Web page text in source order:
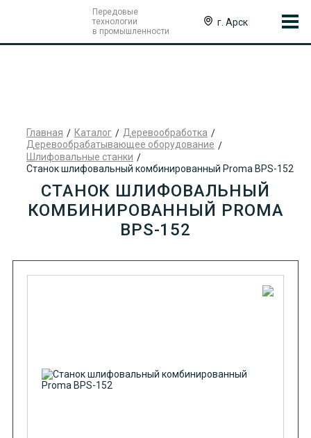
Передовые
технологии
в промышленности
г. Арск
Главная Каталог
Деревообработка
Деревообрабатывающее оборудование
Шлифовальные станки
Станок шлифовальный комбинированный Proma BPS-152
СТАНОК ШЛИФОВАЛЬНЫЙ
КОМБИНИРОВАННЫЙ PROMA
BPS-152